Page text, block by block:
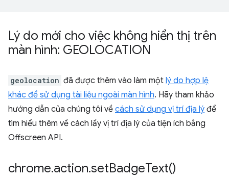
Lý do mới cho việc không hiển thị trên
màn hình: GEOLOCATION
geolocation đã được thêm vào làm một lý do hợp lệ
khác để sử dụng tài liệu ngoài màn hình. Hãy tham khảo
hướng dẫn của chúng tôi về cách sử dụng vị trí địa lý để
tìm hiểu thêm về cách lấy vị trí địa lý của tiện ích bằng
Offscreen API.
chrome.action.setBadgeText()